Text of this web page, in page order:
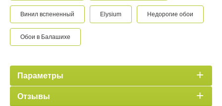
Винил вспененный Elysium Недорогие обои
Обои в Балашихе
Параметры
Отзывы